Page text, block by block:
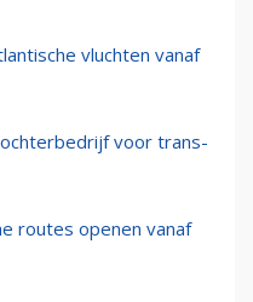
vluchten vanaf
voor trans-
routes openen vanaf